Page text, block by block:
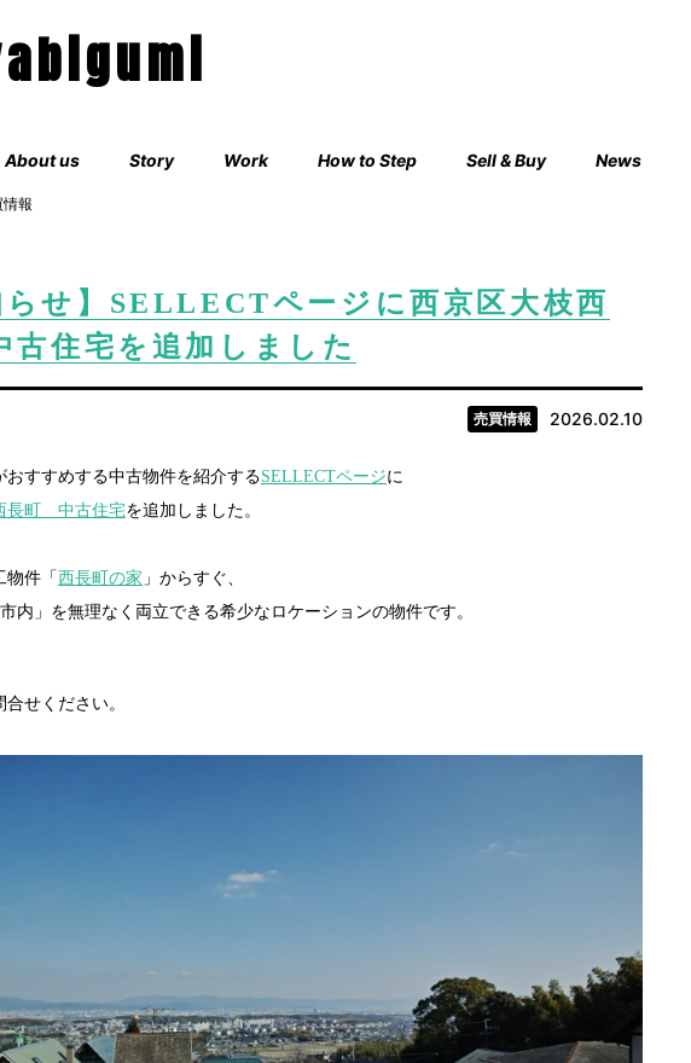
About us Story Work How to Step Sell & Buy News
報
らせ】SELLECTページに西京区大枝西
古住宅を追加しました
売買情報 2026.02.10
おすすめする中古物件を紹介するSELLECTページに
長町 中古住宅を追加しました。
件「 西長町の家 」からすぐ、
市内」を無理なく両立できる希少なロケーションの物件です。
せください。